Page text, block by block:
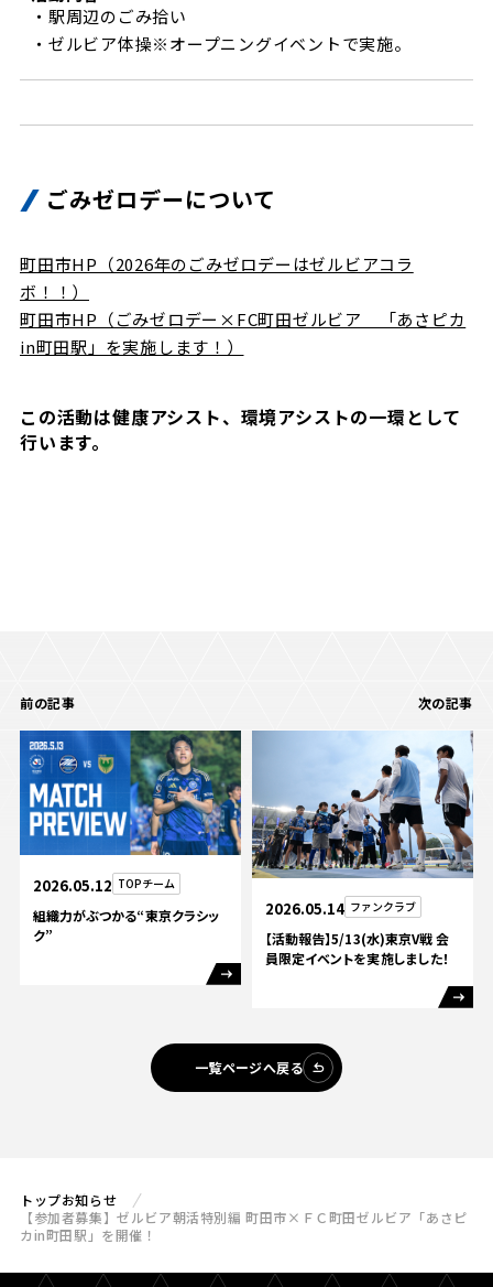
・駅周辺のごみ拾い
・ゼルビア体操※オープニングイベントで実施。
ごみゼロデーについて
町田市HP（2026年のごみゼロデーはゼルビアコラ
ボ！！）
町田市HP（ごみゼロデー×FC町田ゼルビア 「あさピカ
in町田駅」を実施します！）
この活動は健康アシスト、環境アシストの一環として
行います。
前の記事
2026.05.12 TOPチーム
組織力がぶつかる“東京クラシッ
ク”
次の記事
2026.05.14 ファンクラブ
【活動報告】5/13(水)東京V戦 会
員限定イベントを実施しました！
一覧ページへ戻る
トップお知らせ
【参加者募集】ゼルビア朝活特別編 町田市×ＦＣ町田ゼルビア「あさピ
カin町田駅」を開催！